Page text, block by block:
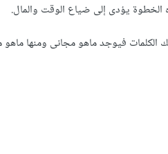
يؤدى إلى ضياع الوقت والمال.
الكلمات فيوجد ماهو مجانى ومنها